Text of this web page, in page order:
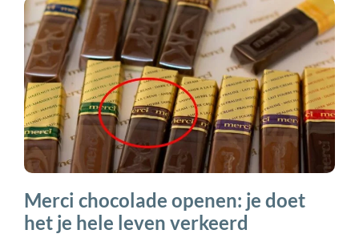
Merci chocolade openen: je doet
het je hele leven verkeerd